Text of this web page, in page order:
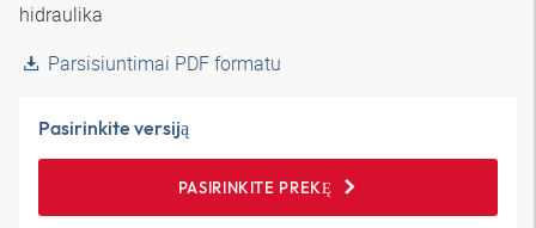
hidraulika
Parsisiuntimai PDF formatu
Pasirinkite versiją
PASIRINKITE PREKĘ